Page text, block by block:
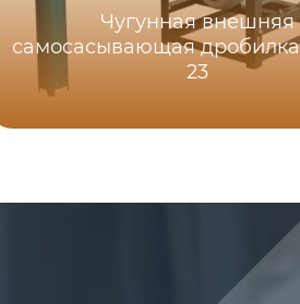
Чугунная внешняя
самоcасывающая
23